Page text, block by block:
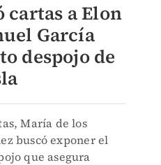
a Elon
García
despojo de
María de los
buscó exponer el
que asegura